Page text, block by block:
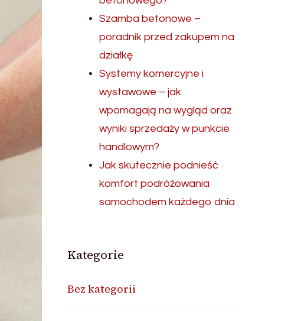
Szamba betonowe –
poradnik przed zakupem na
działkę
Systemy komercyjne i
wystawowe – jak
wpomagają na wygląd oraz
wyniki sprzedaży w punkcie
handlowym?
Jak skutecznie podnieść
komfort podróżowania
samochodem każdego dnia
Kategorie
Bez kategorii